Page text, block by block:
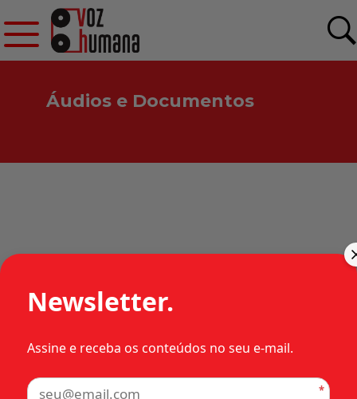
Áudios e Documentos
1978 – RS – MILITAR
Categorias: 1978 • Estados • Habeas corpus
Rio Grande do Sul (RS)
Newsletter.
Assine e receba os conteúdos no seu e-mail.
*